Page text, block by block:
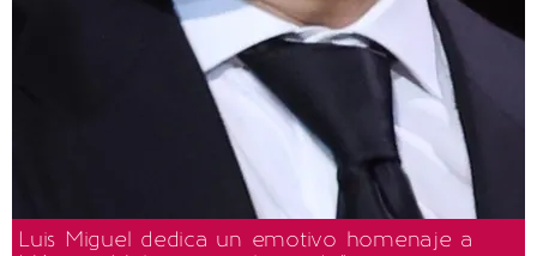
Luis Miguel dedica un emotivo homenaje a